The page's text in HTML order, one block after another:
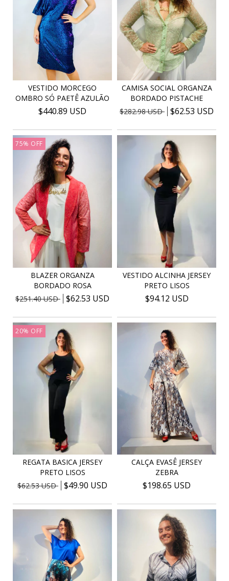
VESTIDO MORCEGO
OMBRO SÓ PAETÊ AZULÃO
$440.89 USD
CAMISA SOCIAL ORGANZA
BORDADO PISTACHE
$282.98 USD $62.53 USD
75% OFF
BLAZER ORGANZA
BORDADO ROSA
$251.40 USD $62.53 USD
VESTIDO ALCINHA JERSEY
PRETO LISOS
$94.12 USD
20% OFF
REGATA BASICA JERSEY
PRETO LISOS
$62.53 USD $49.90 USD
CALÇA EVASÊ JERSEY
ZEBRA
$198.65 USD